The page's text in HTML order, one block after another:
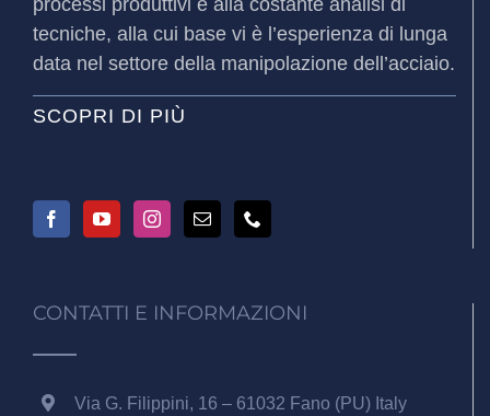
tecniche, alla cui base vi è l’esperienza di lunga
data nel settore della manipolazione dell’acciaio.
SCOPRI DI PIÙ
CONTATTI E INFORMAZIONI
Via G. Filippini, 16 – 61032 Fano (PU) Italy